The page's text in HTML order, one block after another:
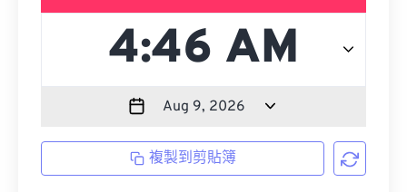
複製到剪貼簿